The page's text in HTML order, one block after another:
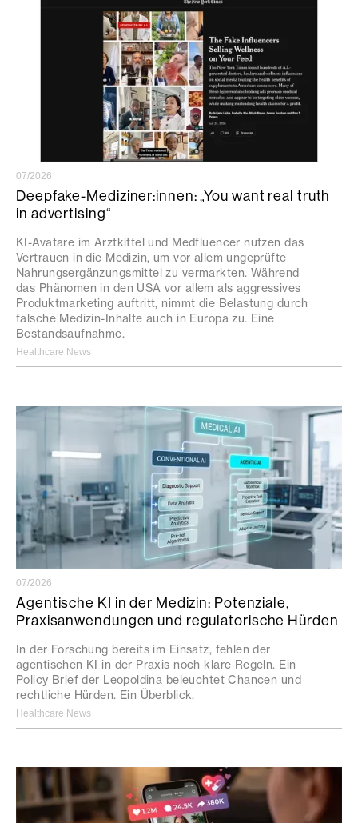
07/2026
Deepfake-Mediziner:innen: „You want real truth
in advertising“
KI-Avatare im Arztkittel und Medfluencer nutzen das
Vertrauen in die Medizin, um vor allem ungeprüfte
Nahrungsergänzungsmittel zu vermarkten. Während
das Phänomen in den USA vor allem als aggressives
Produktmarketing auftritt, nimmt die Belastung durch
falsche Medizin-Inhalte auch in Europa zu. Eine
Bestandsaufnahme.
Healthcare News
07/2026
Agentische KI in der Medizin: Potenziale,
Praxisanwendungen und regulatorische Hürden
In der Forschung bereits im Einsatz, fehlen der
agentischen KI in der Praxis noch klare Regeln. Ein
Policy Brief der Leopoldina beleuchtet Chancen und
rechtliche Hürden. Ein Überblick.
Healthcare News